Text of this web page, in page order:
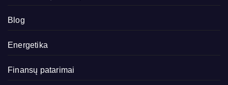
Blog
Energetika
Finansų patarimai